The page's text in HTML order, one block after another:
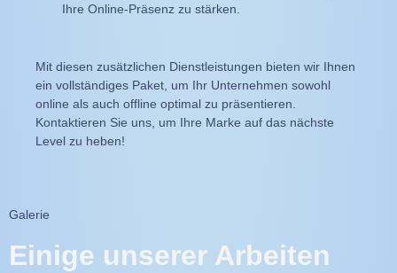
Ihre Online-Präsenz zu stärken.
Mit diesen zusätzlichen Dienstleistungen bieten wir Ihnen
ein vollständiges Paket, um Ihr Unternehmen sowohl
online als auch offline optimal zu präsentieren.
Kontaktieren Sie uns, um Ihre Marke auf das nächste
Level zu heben!
Galerie
Einige unserer Arbeiten